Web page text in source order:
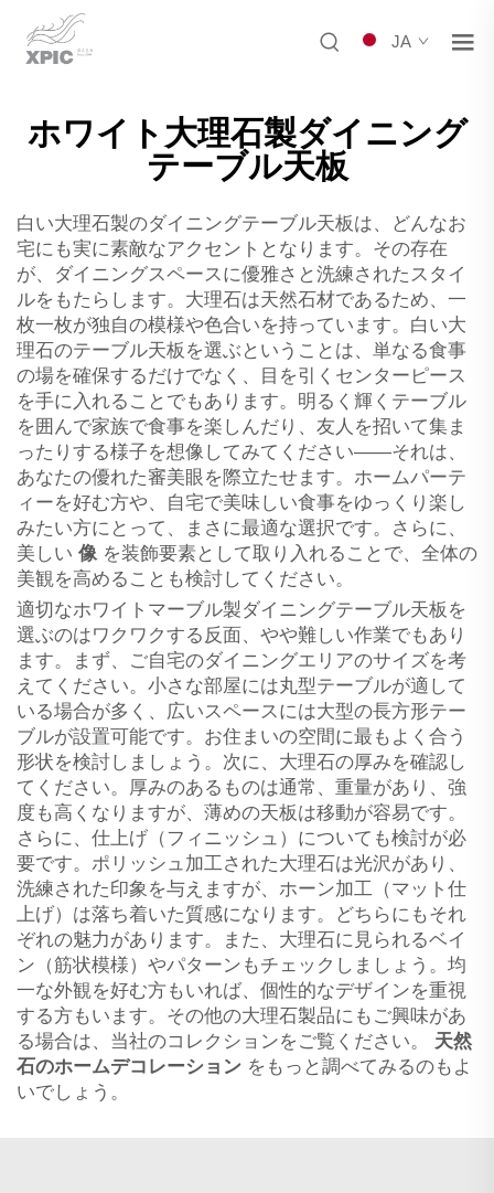
JA
ホワイト大理石製ダイニング
テーブル天板
白い大理石製のダイニングテーブル天板は、どんなお
宅にも実に素敵なアクセントとなります。その存在
が、ダイニングスペースに優雅さと洗練されたスタイ
ルをもたらします。大理石は天然石材であるため、一
枚一枚が独自の模様や色合いを持っています。白い大
理石のテーブル天板を選ぶということは、単なる食事
の場を確保するだけでなく、目を引くセンターピース
を手に入れることでもあります。明るく輝くテーブル
を囲んで家族で食事を楽しんだり、友人を招いて集ま
ったりする様子を想像してみてください——それは、
あなたの優れた審美眼を際立たせます。ホームパーテ
ィーを好む方や、自宅で美味しい食事をゆっくり楽し
みたい方にとって、まさに最適な選択です。さらに、
美しい 像 を装飾要素として取り入れることで、全体の
美観を高めることも検討してください。
適切なホワイトマーブル製ダイニングテーブル天板を
選ぶのはワクワクする反面、やや難しい作業でもあり
ます。まず、ご自宅のダイニングエリアのサイズを考
えてください。小さな部屋には丸型テーブルが適して
いる場合が多く、広いスペースには大型の長方形テー
ブルが設置可能です。お住まいの空間に最もよく合う
形状を検討しましょう。次に、大理石の厚みを確認し
てください。厚みのあるものは通常、重量があり、強
度も高くなりますが、薄めの天板は移動が容易です。
さらに、仕上げ（フィニッシュ）についても検討が必
要です。ポリッシュ加工された大理石は光沢があり、
洗練された印象を与えますが、ホーン加工（マット仕
上げ）は落ち着いた質感になります。どちらにもそれ
ぞれの魅力があります。また、大理石に見られるベイ
ン（筋状模様）やパターンもチェックしましょう。均
一な外観を好む方もいれば、個性的なデザインを重視
する方もいます。その他の大理石製品にもご興味があ
る場合は、当社のコレクションをご覧ください。 天然
石のホームデコレーション をもっと調べてみるのもよ
いでしょう。